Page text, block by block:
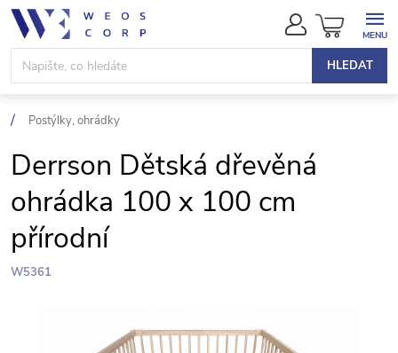
Přejít
obsah
HLEDAT
NÁKUPNÍ
KOŠÍK
Postýlky, ohrádky
Derrson Dětská dřevěná
ohrádka 100 x 100 cm
přírodní
W5361